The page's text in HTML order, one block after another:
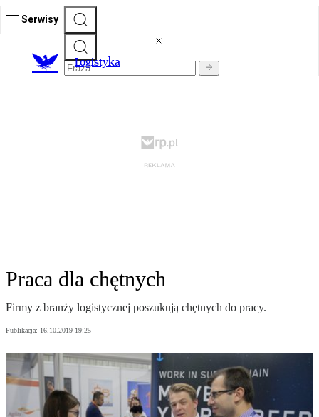
Serwisy
Logistyka
Praca dla chętnych
Firmy z branży logistycznej poszukują chętnych do pracy.
Publikacja: 16.10.2019 19:25